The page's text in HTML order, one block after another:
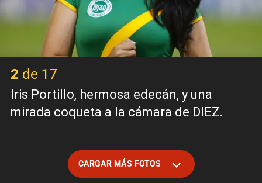
2 de 17
Iris Portillo, hermosa edecán, y una
mirada coqueta a la cámara de DIEZ.
CARGAR MÁS FOTOS